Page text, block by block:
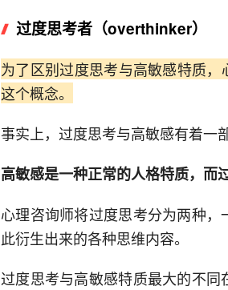
过度思考者（overthinker）
为了区别过度思考与高敏感特质，
这个概念。
事实上，过度思考与高敏感有着一
高敏感是一种正常的人格特质，而
心理咨询师将过度思考分为两种
此衍生出来的各种思维内容。
过度思考与高敏感特质最大的不